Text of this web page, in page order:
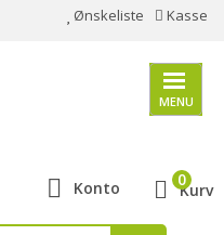
Ønskeliste Kasse
MENU
Konto Kurv
0